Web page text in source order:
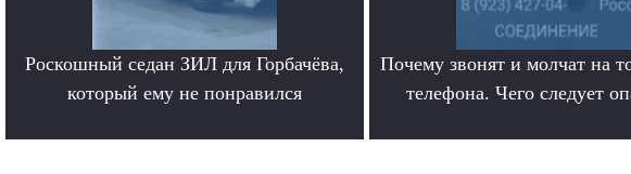
Роскошный седан ЗИЛ для Горбачёва,
который ему не понравился
Почему звонят и молчат на
телефона. Чего следует